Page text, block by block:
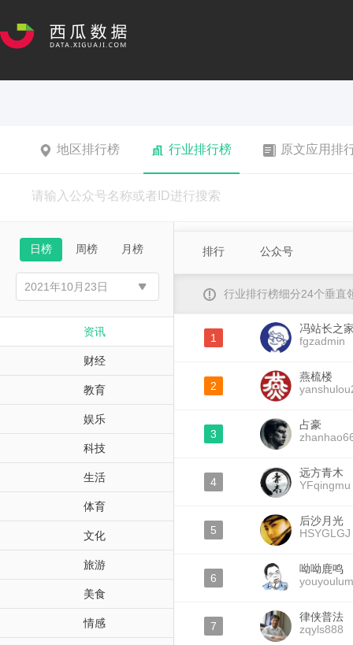
地区排行榜 行业排行榜 原文应用排
日榜 周榜 月榜
资讯
财经
教育
娱乐
科技
生活
体育
文化
旅游
美食
情感
排行 公众号
行业排行榜细分24个垂直
1
冯站长之
fgzadmin
2
燕梳楼
3
占豪
4
远方青木
YFqingmu
5
后沙月光
HSYGLGJ
6
呦呦鹿鸣
7
律侠普法
zqyls888